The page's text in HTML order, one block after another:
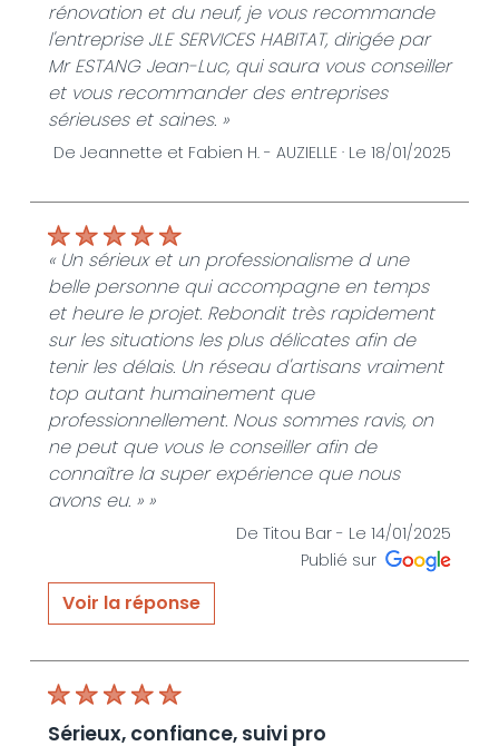
rénovation et du neuf, je vous recommande
l'entreprise JLE SERVICES HABITAT, dirigée par
Mr ESTANG Jean-Luc, qui saura vous conseiller
et vous recommander des entreprises
sérieuses et saines. »
De Jeannette et Fabien H. - AUZIELLE · Le 18/01/2025
« Un sérieux et un professionalisme d une
belle personne qui accompagne en temps
et heure le projet. Rebondit très rapidement
sur les situations les plus délicates afin de
tenir les délais. Un réseau d'artisans vraiment
top autant humainement que
professionnellement. Nous sommes ravis, on
ne peut que vous le conseiller afin de
connaître la super expérience que nous
avons eu. » »
De Titou Bar - Le 14/01/2025
Publié sur
Voir la réponse
de vous avoir accompagner sur ce beau
projet de rénovation avec un résultat à la
hauteur de ce que vous souhaitiez . »
sérieux, confiance, suivi pro